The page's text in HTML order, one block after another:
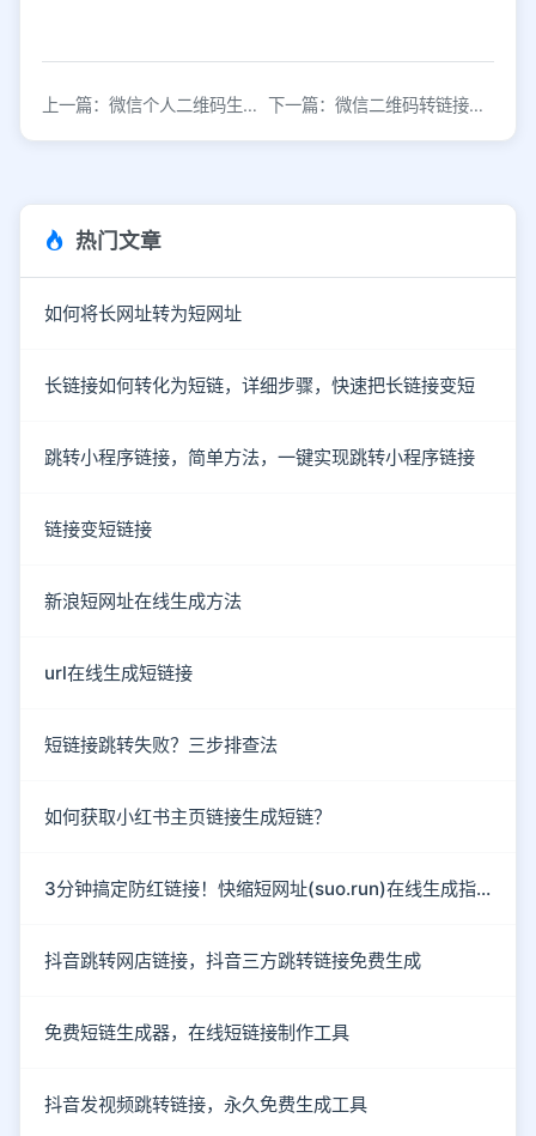
上一篇：微信个人二维码生成链接方法详解 下一篇：微信二维码转链接网址方法详解，一键生成永久有效链接
热门文章
如何将长网址转为短网址
长链接如何转化为短链，详细步骤，快速把长链接变短
跳转小程序链接，简单方法，一键实现跳转小程序链接
链接变短链接
新浪短网址在线生成方法
url在线生成短链接
短链接跳转失败？三步排查法
如何获取小红书主页链接生成短链？
3分钟搞定防红链接！快缩短网址(suo.run)在线生成指南
抖音跳转网店链接，抖音三方跳转链接免费生成
免费短链生成器，在线短链接制作工具
抖音发视频跳转链接，永久免费生成工具